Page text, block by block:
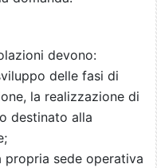
devono:
delle fasi di
la realizzazione di
destinato alla
propria sede operativa